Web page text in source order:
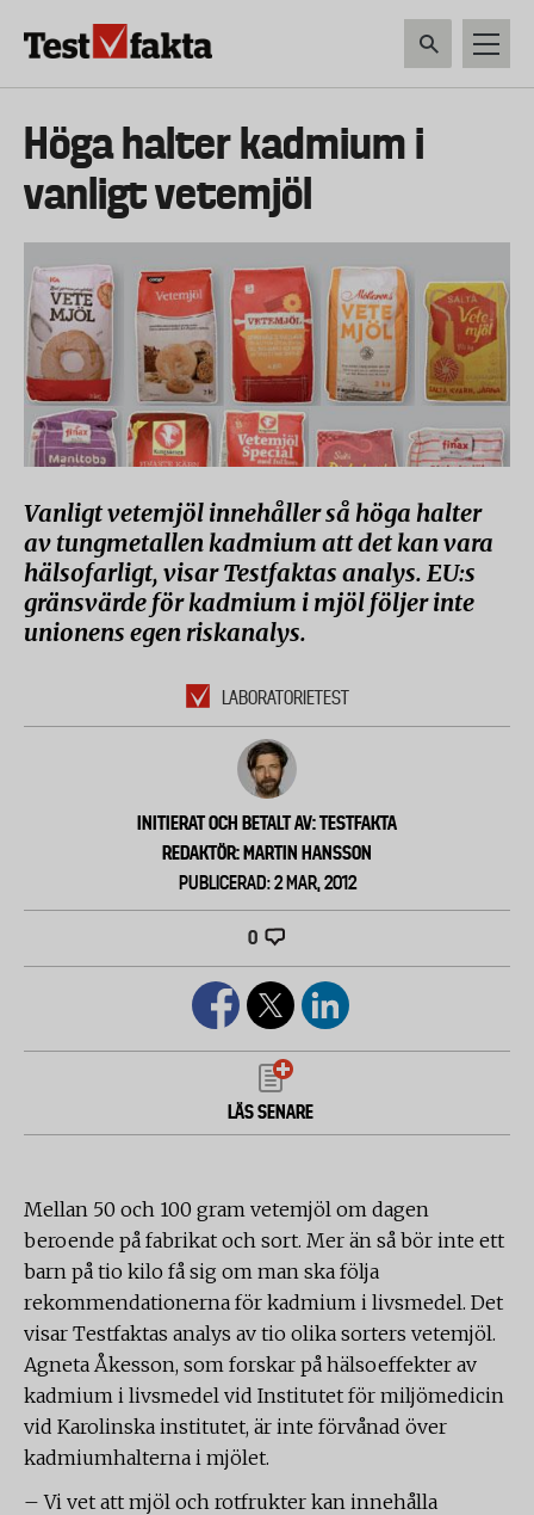
Huvudmeny
ny
Höga halter kadmium i
vanligt vetemjöl
Vanligt vetemjöl innehåller så höga halter
av tungmetallen kadmium att det kan vara
hälsofarligt, visar Testfaktas analys. EU:s
gränsvärde för kadmium i mjöl följer inte
unionens egen riskanalys.
LABORATORIETEST
INITIERAT OCH BETALT AV: TESTFAKTA
REDAKTÖR: MARTIN HANSSON
PUBLICERAD: 2 MAR, 2012
0
LÄS SENARE
Mellan 50 och 100 gram vetemjöl om dagen
beroende på fabrikat och sort. Mer än så bör inte ett
barn på tio kilo få sig om man ska följa
rekommendationerna för kadmium i livsmedel. Det
visar Testfaktas analys av tio olika sorters vetemjöl.
Agneta Åkesson, som forskar på hälsoeffekter av
kadmium i livsmedel vid Institutet för miljömedicin
vid Karolinska institutet, är inte förvånad över
kadmiumhalterna i mjölet.
– Vi vet att mjöl och rotfrukter kan innehålla